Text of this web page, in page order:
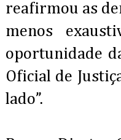
reafirmou as
menos
oportunidade
Oficial de
lado”.